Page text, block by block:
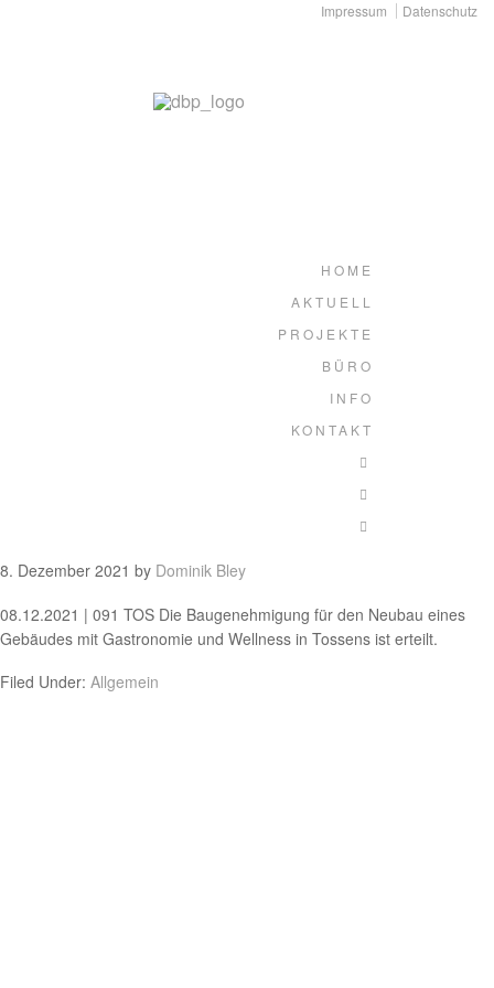
Impressum Datenschutz
HOME
AKTUELL
PROJEKTE
BÜRO
INFO
KONTAKT
8. Dezember 2021 by Dominik Bley
08.12.2021 | 091 TOS Die Baugenehmigung für den Neubau eines
Gebäudes mit Gastronomie und Wellness in Tossens ist erteilt.
Filed Under: Allgemein